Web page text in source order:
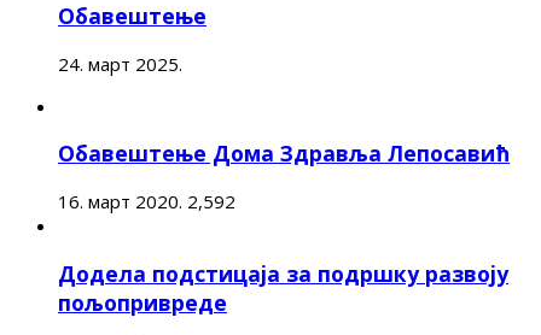
Обавештење
24. март 2025.
Обавештење Дома Здравља Лепосавић
16. март 2020. 2,592
Додела подстицаја за подршку развоју
пољопривреде